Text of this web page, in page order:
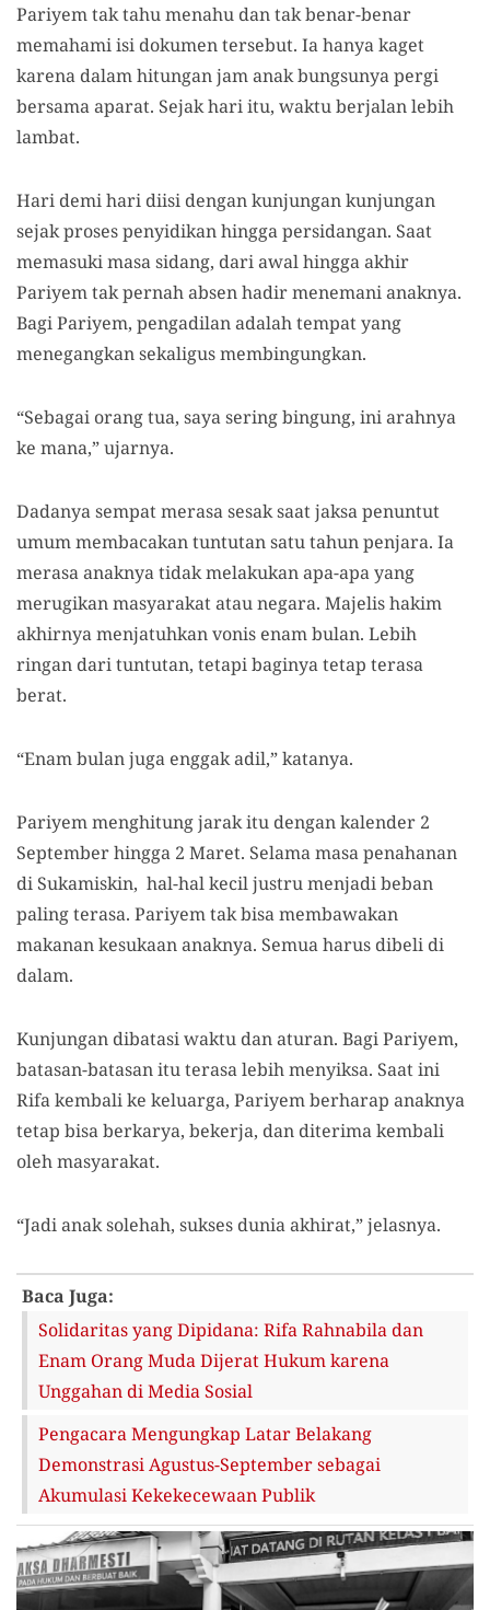
Pariyem tak tahu menahu dan tak benar-benar
memahami isi dokumen tersebut. Ia hanya kaget
karena dalam hitungan jam anak bungsunya pergi
bersama aparat. Sejak hari itu, waktu berjalan lebih
lambat.
Hari demi hari diisi dengan kunjungan kunjungan
sejak proses penyidikan hingga persidangan. Saat
memasuki masa sidang, dari awal hingga akhir
Pariyem tak pernah absen hadir menemani anaknya.
Bagi Pariyem, pengadilan adalah tempat yang
menegangkan sekaligus membingungkan.
“Sebagai orang tua, saya sering bingung, ini arahnya
ke mana,” ujarnya.
Dadanya sempat merasa sesak saat jaksa penuntut
umum membacakan tuntutan satu tahun penjara. Ia
merasa anaknya tidak melakukan apa-apa yang
merugikan masyarakat atau negara. Majelis hakim
akhirnya menjatuhkan vonis enam bulan. Lebih
ringan dari tuntutan, tetapi baginya tetap terasa
berat.
“Enam bulan juga enggak adil,” katanya.
Pariyem menghitung jarak itu dengan kalender 2
September hingga 2 Maret. Selama masa penahanan
di Sukamiskin, hal-hal kecil justru menjadi beban
paling terasa. Pariyem tak bisa membawakan
makanan kesukaan anaknya. Semua harus dibeli di
dalam.
Kunjungan dibatasi waktu dan aturan. Bagi Pariyem,
batasan-batasan itu terasa lebih menyiksa. Saat ini
Rifa kembali ke keluarga, Pariyem berharap anaknya
tetap bisa berkarya, bekerja, dan diterima kembali
oleh masyarakat.
“Jadi anak solehah, sukses dunia akhirat,” jelasnya.
Baca Juga:
Solidaritas yang Dipidana: Rifa Rahnabila dan
Enam Orang Muda Dijerat Hukum karena
Unggahan di Media Sosial
Pengacara Mengungkap Latar Belakang
Demonstrasi Agustus-September sebagai
Akumulasi Kekekecewaan Publik